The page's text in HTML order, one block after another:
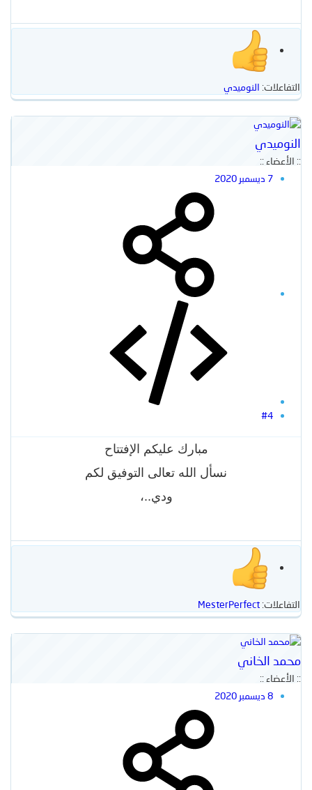
التفاعلات: النوميدي
النوميدي
:: الأعضاء ::
7 ديسمبر 2020
#4
مبارك عليكم الإفتتاح
نسأل الله تعالى التوفيق لكم
ودي..،
التفاعلات: MesterPerfect
محمد الخاني
:: الأعضاء ::
8 ديسمبر 2020